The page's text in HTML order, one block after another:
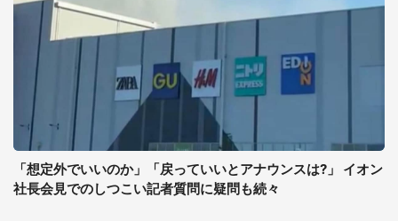
「想定外でいいのか」「戻っていいとアナウンスは?」 イオン
社長会見でのしつこい記者質問に疑問も続々